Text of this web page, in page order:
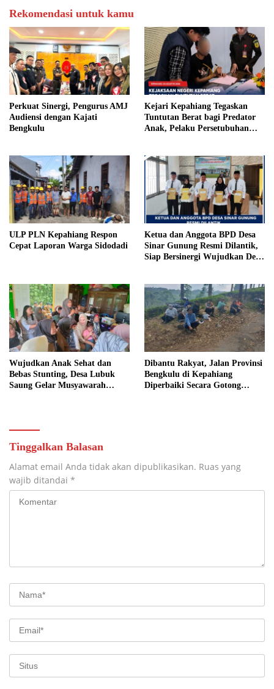
Rekomendasi untuk kamu
Perkuat Sinergi, Pengurus AMJ
Audiensi dengan Kajati
Bengkulu
Kejari Kepahiang Tegaskan
Tuntutan Berat bagi Predator
Anak, Pelaku Persetubuhan
Penjara
ULP PLN Kepahiang Respon
Cepat Laporan Warga Sidodadi
Ketua dan Anggota BPD Desa
Sinar Gunung Resmi Dilantik,
Siap Bersinergi Wujudkan Desa
Wujudkan Anak Sehat dan
Bebas Stunting, Desa Lubuk
Saung Gelar Musyawarah
Dibantu Rakyat, Jalan Provinsi
Bengkulu di Kepahiang
Diperbaiki Secara Gotong
Tinggalkan Balasan
Alamat email Anda tidak akan dipublikasikan. Ruas yang
wajib ditandai *